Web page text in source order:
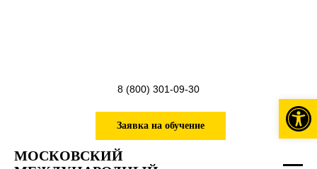
МОСКОВСКИЙ
8 (800) 301-09-30
Заявка на обучение